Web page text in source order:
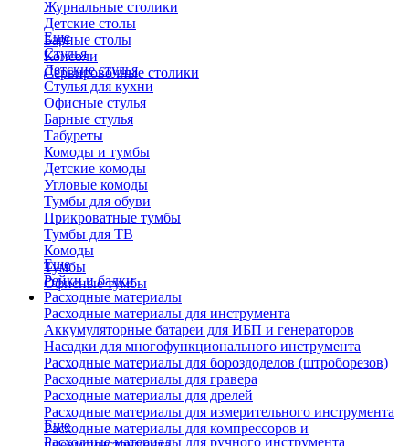
Журнальные столики
​Детские столы
Барные столы
Консоли
Сервировочные столики
Еще
Стулья
Детские стулья
Стулья для кухни
Офисные стулья
Барные стулья
Табуреты
Комоды и тумбы
Детские комоды
Угловые комоды
Тумбы для обуви
Прикроватные тумбы
Тумбы для ТВ
Комоды
Тумбы
Офисные тумбы
Еще
Рейки и балки
Расходные материалы
Расходные материалы для инструмента
Аккумуляторные батареи для ИБП и генераторов
Насадки для многофункционального инструмента
Расходные материалы для бороздоделов (штроборезов)
Расходные материалы для гравера
Расходные материалы для дрелей
Расходные материалы для измерительного инструмента
Расходные материалы для компрессоров и
Еще
Расходные материалы для ручного инструмента